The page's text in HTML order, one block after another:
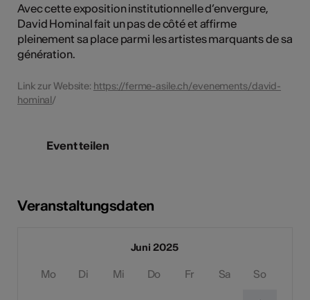
Avec cette exposition institutionnelle d’envergure,
David Hominal fait un pas de côté et affirme
pleinement sa place parmi les artistes marquants de sa
génération.
Link zur Website: https://ferme-asile.ch/evenements/david-
hominal/
Event teilen
Veranstaltungsdaten
Juni 2025
Mo Di Mi Do Fr Sa So